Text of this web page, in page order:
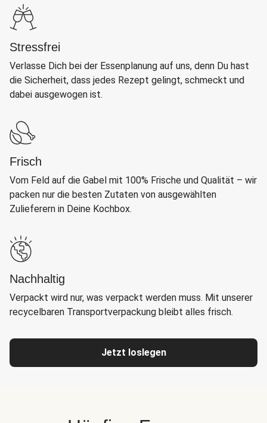
Stressfrei
Verlasse Dich bei der Essenplanung auf uns, denn Du hast
die Sicherheit, dass jedes Rezept gelingt, schmeckt und
dabei ausgewogen ist.
Frisch
Vom Feld auf die Gabel mit 100% Frische und Qualität – wir
packen nur die besten Zutaten von ausgewählten
Zulieferern in Deine Kochbox.
Nachhaltig
Verpackt wird nur, was verpackt werden muss. Mit unserer
recycelbaren Transportverpackung bleibt alles frisch.
Jetzt loslegen